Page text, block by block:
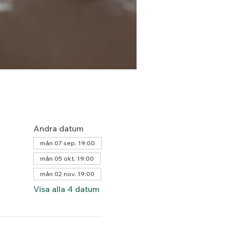
Andra datum
mån 07 sep. 19:00
mån 05 okt. 19:00
mån 02 nov. 19:00
Visa alla 4 datum